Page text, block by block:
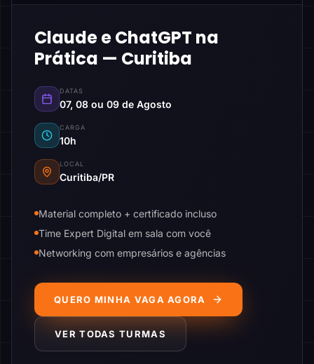
Claude e ChatGPT na
Prática — Curitiba
DATAS
07, 08 ou 09 de Agosto
CARGA
10h
LOCAL
Curitiba/PR
Material completo + certificado incluso
Time Expert Digital em sala com você
Networking com empresários e agências
QUERO MINHA VAGA AGORA
VER TODAS TURMAS